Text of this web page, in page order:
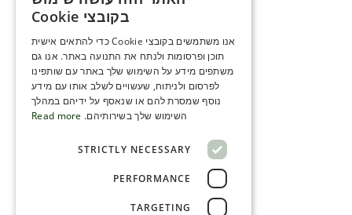
ENGLISH
SERBIA
HEBREW
RUSSIAN
SERBIAN-2
בקובצי Cookie
אנו משתמשים בקובצי Cookie כדי להתאים אישית
תוכן ופרסומות ולנתח את התנועה באתר. אנו גם
משתפים מידע על השימוש שלך באתר עם שותפינו
לפרסום ולניתוח, שעשויים לשלב אותו עם מידע
נוסף שמסרת להם או שנאסף על ידיהם במהלך
השימוש שלך בשירותיהם. Read more
STRICTLY NECESSARY
PERFORMANCE
TARGETING